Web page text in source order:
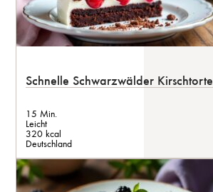
Schnelle Schwarzwälder Kirschtorte
15 Min.
Leicht
320 kcal
Deutschland